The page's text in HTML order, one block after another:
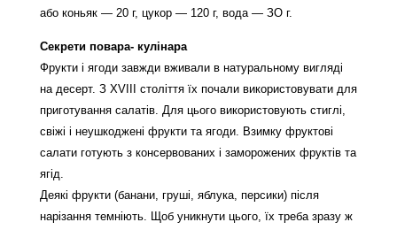
або коньяк — 20 г, цукор — 120 г, вода — ЗО г.
Секрети повара- кулінара
Фрукти і ягоди завжди вживали в натуральному вигляді
на десерт. З XVIII століття їх почали використовувати для
приготування салатів. Для цього використовують стиглі,
свіжі і неушкоджені фрукти та ягоди. Взимку фруктові
салати готують з консервованих і заморожених фруктів та
ягід.
Деякі фрукти (банани, груші, яблука, персики) після
нарізання темніють. Щоб уникнути цього, їх треба зразу ж